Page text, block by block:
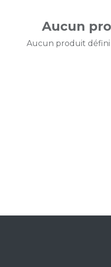
Aucun
Aucun produit défini